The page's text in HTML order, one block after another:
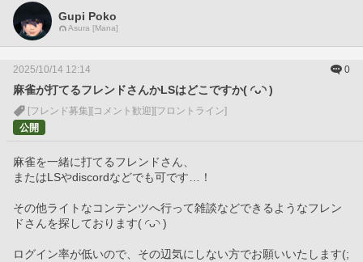
Gupi Poko
Asura [Mana]
2025/10/14 12:14 0
麻雀が打てるフレンドさんかLSはどこですか( ◜ᴗ◝ )
[フレンド募集] [コメント歓迎] [フロントライン]
公開
麻雀を一緒に打てるフレンドさん、
またはLSやdiscordなどでも可です…！
その他ライトなコンテンツへ行って雑談などできるようなフレン
ドさんを探しております( ◜ᴗ◝ )
ログイン率が低いので、その辺気にしない方でお願いいたします(;